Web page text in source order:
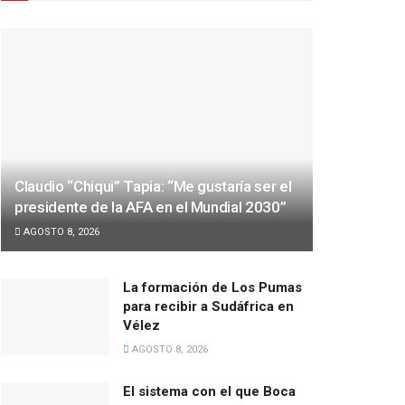
Claudio “Chiqui” Tapia: “Me gustaría ser el
presidente de la AFA en el Mundial 2030”
AGOSTO 8, 2026
La formación de Los Pumas
para recibir a Sudáfrica en
Vélez
AGOSTO 8, 2026
El sistema con el que Boca